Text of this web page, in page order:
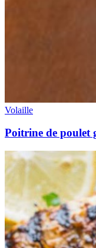
Volaille
Poitrine de poulet